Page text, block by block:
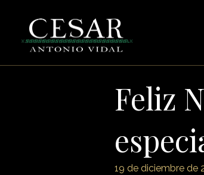
Feliz
19 de diciembre de